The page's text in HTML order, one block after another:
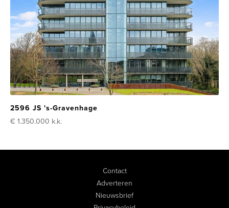
2596 JS 's-Gravenhage
€ 1.350.000 k.k.
Contact
Adverteren
Nieuwsbrief